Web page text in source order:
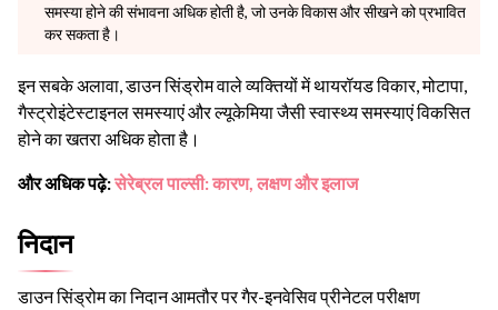
समस्या होने की संभावना अधिक होती है, जो उनके विकास और सीखने को प्रभावित
कर सकता है।
इन सबके अलावा, डाउन सिंड्रोम वाले व्यक्तियों में थायरॉयड विकार, मोटापा,
गैस्ट्रोइंटेस्टाइनल समस्याएं और ल्यूकेमिया जैसी स्वास्थ्य समस्याएं विकसित
होने का खतरा अधिक होता है।
और अधिक पढ़े:सेरेब्रल पाल्सी: कारण, लक्षण और इलाज
निदान
डाउन सिंड्रोम का निदान आमतौर पर गैर-इनवेसिव प्रीनेटल परीक्षण